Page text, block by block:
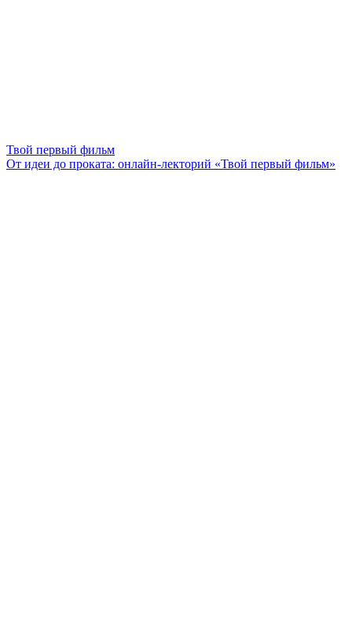
Твой первый фильм
От идеи до проката: онлайн-лекторий «Твой первый фильм»